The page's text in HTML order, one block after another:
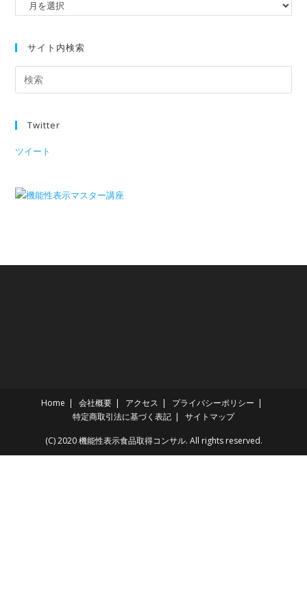
サイト内検索
Twitter
ツイート
Home 会社概要 アクセス
プライバシーポリシー
特定商取引法に基づく表記
サイトマップ
(C) 2020 機能性表示食品取得コンサル. All rights reserved.